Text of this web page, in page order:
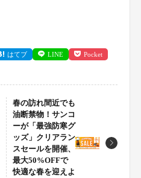
はてブ LINE Pocket
春の訪れ間近でも
油断禁物！サンコ
ーが「最強防寒グ
ッズ」クリアラン
スセールを開催、
最大50%OFFで
快適な春を迎えよ